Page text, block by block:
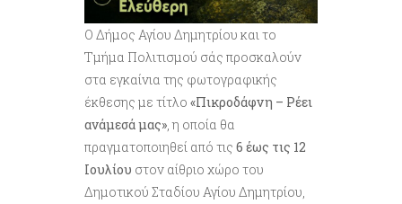
Ο Δήμος Αγίου Δημητρίου και το
Τμήμα Πολιτισμού σάς προσκαλούν
στα εγκαίνια της φωτογραφικής
έκθεσης με τίτλο «Πικροδάφνη – Ρέει
ανάμεσά μας» , η οποία θα
πραγματοποιηθεί από τις 6 έως τις 12
Ιουλίου στον αίθριο χώρο του
Δημοτικού Σταδίου Αγίου Δημητρίου,